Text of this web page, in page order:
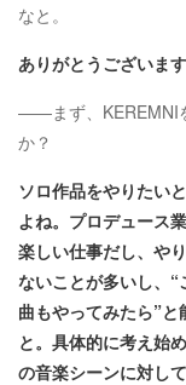
なと。
ありがとうございます
――まず、KEREMNI
か？
ソロ作品をやりたい
よね。プロデュース
楽しい仕事だし、や
ないことが多いし、“
曲もやってみたら”
と。具体的に考え始
の音楽シーンに対し